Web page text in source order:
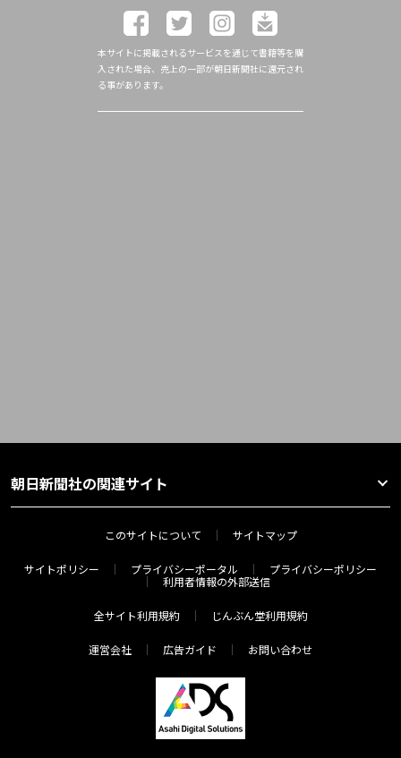
本サイトに掲載されるサービスを通じて書籍等を購
入された場合、売上の一部が朝日新聞社に還元され
る事があります。
朝日新聞社の関連サイト
このサイトについて サイトマップ
サイトポリシー プライバシーポータル
プライバシーポリシー
利用者情報の外部送信
全サイト利用規約 じんぶん堂利用規約
運営会社 広告ガイド お問い合わせ